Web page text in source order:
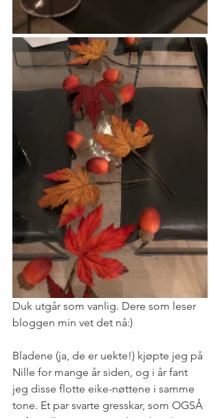
Duk utgår som vanlig. Dere som leser
bloggen min vet det nå:)
Bladene (ja, de er uekte!) kjøpte jeg på
Nille for mange år siden, og i år fant
jeg disse flotte eike-nøttene i samme
tone. Et par svarte gresskar, som OGSÅ